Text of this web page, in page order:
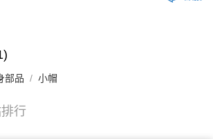
部品 小帽
行